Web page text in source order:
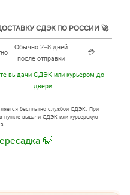
СДЭК ПО РОССИИ 🚀
Обычно 2–8 дней
после отправки
💳
выдачи СДЭК или курьером до
двери
бесплатно службой СДЭК. При
пункте выдачи СДЭК или курьерскую
🍃